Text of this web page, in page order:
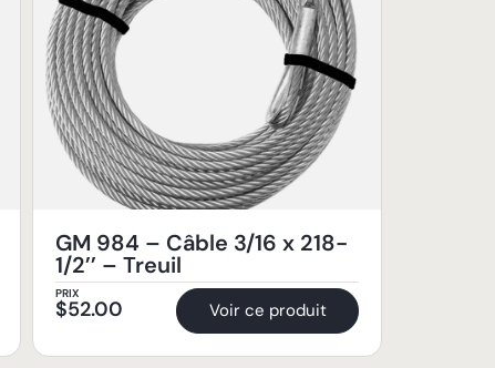
GM 984 – Câble 3/16 x 218-
1/2’’ – Treuil
PRIX
$52.00 Voir ce produit